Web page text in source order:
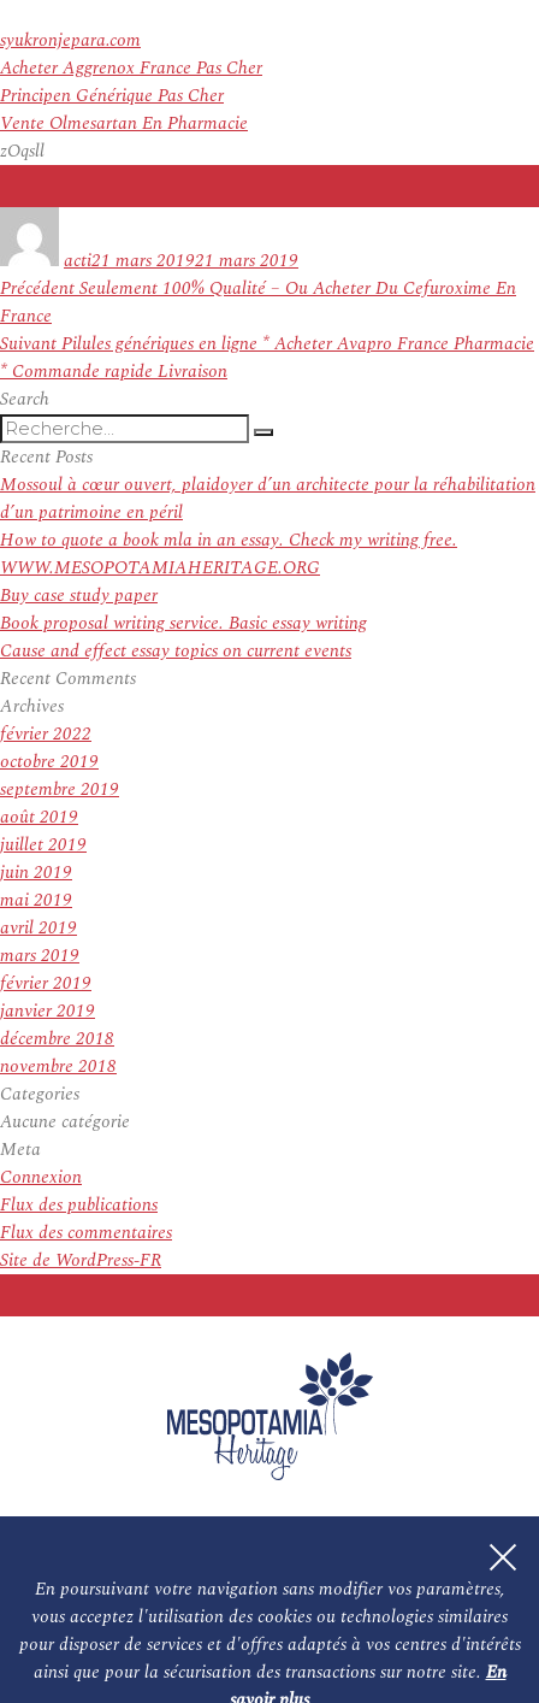
En poursuivant votre navigation sans modifier vos paramètres,
vous acceptez l'utilisation des cookies ou technologies similaires
pour disposer de services et d'offres adaptés à vos centres d'intérêts
ainsi que pour la sécurisation des transactions sur notre site.En
syukronjepara.com
Acheter Aggrenox France Pas Cher
Principen Générique Pas Cher
Vente Olmesartan En Pharmacie
zOqsll
actile
21 mars 201921 mars 2019
Navigation
de
l’article
PrécédentArticle
Seulement 100% Qualité – Ou Acheter Du Cefuroxime En
France
SuivantArticle
suivant :
Pilules génériques en ligne * Acheter Avapro France Pharmacie
* Commande rapide Livraison
Search
Recherche
pour
:
Recherche
Recent Posts
Mossoul à cœur ouvert, plaidoyer d’un architecte pour la réhabilitation
d’un patrimoine en péril
How to quote a book mla in an essay. Check my writing free.
WWW.MESOPOTAMIAHERITAGE.ORG
Buy case study paper
Book proposal writing service. Basic essay writing
Cause and effect essay topics on current events
Recent Comments
Archives
février 2022
octobre 2019
septembre 2019
août 2019
juillet 2019
juin 2019
mai 2019
avril 2019
mars 2019
février 2019
janvier 2019
décembre 2018
novembre 2018
Categories
Aucune catégorie
Meta
Connexion
Flux des publications
Flux des commentaires
Site de WordPress-FR
L'association NOS PARTENAIRES
Le conseil scientifique et nos experts Les auteurs